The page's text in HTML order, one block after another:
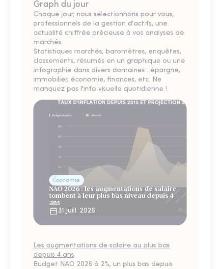
Graph du jour
Chaque jour, nous sélectionnons pour vous,
professionnels de la gestion d'actifs, une
actualité chiffrée précieuse à vos analyses de
marchés.
Statistiques marchés, baromètres, enquêtes,
classements, résumés en un graphique ou une
infographie dans divers domaines : épargne,
immobilier, économie, finances, etc. Ne
manquez pas l'info visuelle quotidienne !
Économie
NAO 2026 : les augmentations de salaire
tombent à leur plus bas niveau depuis 4
ans
31 Juill. 2026
Les augmentations de salaire au plus bas
depuis 4 ans
Budget NAO 2026 à 2%, un plus bas depuis